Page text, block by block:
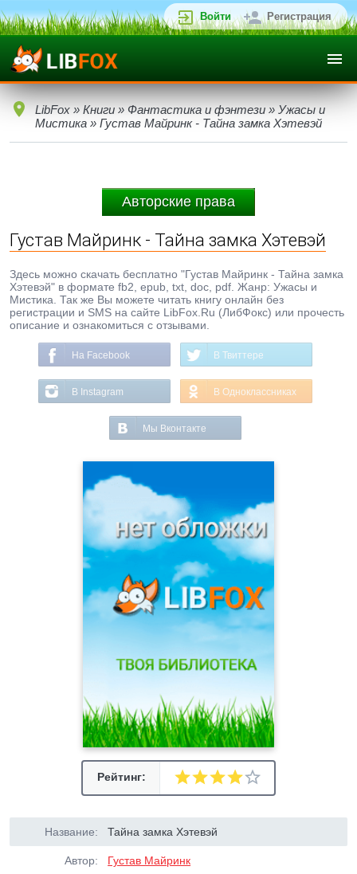
Войти Регистрация
LibFox » Книги » Фантастика и фэнтези » Ужасы и
Мистика » Густав Майринк - Тайна замка Хэтевэй
Авторские права
Густав Майринк - Тайна замка Хэтевэй
Здесь можно скачать бесплатно "Густав Майринк - Тайна замка
Хэтевэй" в формате fb2, epub, txt, doc, pdf. Жанр: Ужасы и
Мистика. Так же Вы можете читать книгу онлайн без
регистрации и SMS на сайте LibFox.Ru (ЛибФокс) или прочесть
описание и ознакомиться с отзывами.
На Facebook В Твиттере
В Instagram В Одноклассниках
Мы Вконтакте
Рейтинг:
Название: Тайна замка Хэтевэй
Автор: Густав Майринк